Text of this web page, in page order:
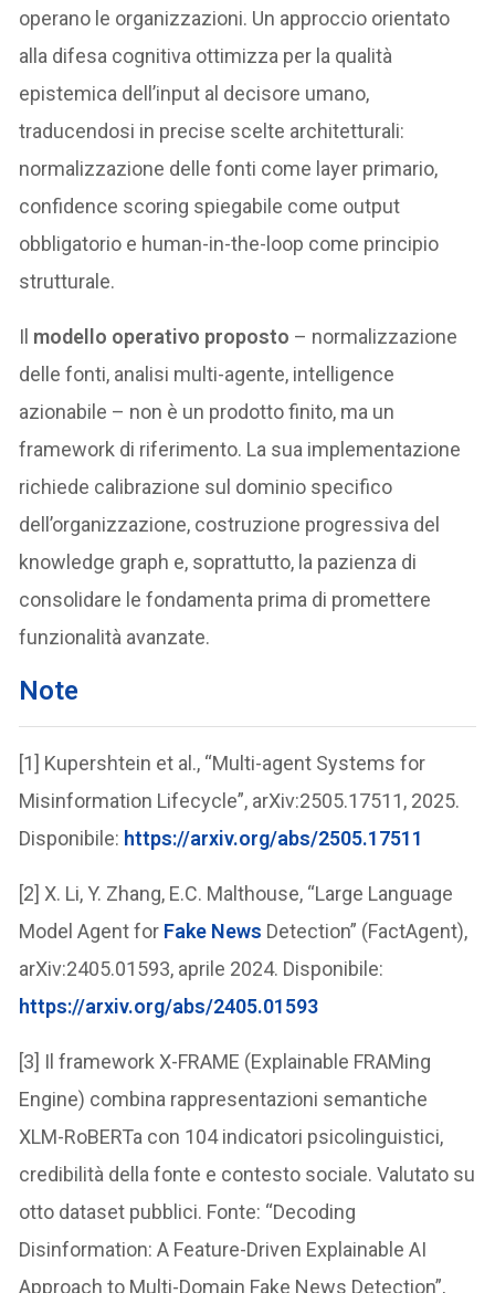
operano le organizzazioni. Un approccio orientato
alla difesa cognitiva ottimizza per la qualità
epistemica dell’input al decisore umano,
traducendosi in precise scelte architetturali:
normalizzazione delle fonti come layer primario,
confidence scoring spiegabile come output
obbligatorio e human-in-the-loop come principio
strutturale.
Il modello operativo proposto – normalizzazione
delle fonti, analisi multi-agente, intelligence
azionabile – non è un prodotto finito, ma un
framework di riferimento. La sua implementazione
richiede calibrazione sul dominio specifico
dell’organizzazione, costruzione progressiva del
knowledge graph e, soprattutto, la pazienza di
consolidare le fondamenta prima di promettere
funzionalità avanzate.
Note
[1] Kupershtein et al., “Multi-agent Systems for
Misinformation Lifecycle”, arXiv:2505.17511, 2025.
Disponibile: https://arxiv.org/abs/2505.17511
[2] X. Li, Y. Zhang, E.C. Malthouse, “Large Language
Model Agent for Fake News Detection” (FactAgent),
arXiv:2405.01593, aprile 2024. Disponibile:
https://arxiv.org/abs/2405.01593
[3] Il framework X-FRAME (Explainable FRAMing
Engine) combina rappresentazioni semantiche
XLM-RoBERTa con 104 indicatori psicolinguistici,
credibilità della fonte e contesto sociale. Valutato su
otto dataset pubblici. Fonte: “Decoding
Disinformation: A Feature-Driven Explainable AI
Approach to Multi-Domain Fake News Detection”,